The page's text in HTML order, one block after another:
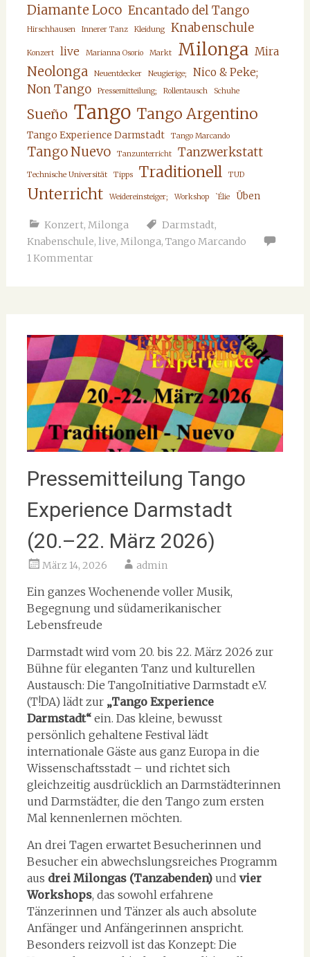
Diamante Loco Encantado del Tango
Hirschhausen Innerer Tanz Kleidung Knabenschule
Konzert live Marianna Osorio Markt Milonga Mira
Neolonga Neuentdecker Neugierige; Nico & Peke;
Non Tango Pressemitteilung; Rollentausch Schuhe
Sueño Tango Tango Argentino
Tango Experience Darmstadt Tango Marcando
Tango Nuevo Tanzunterricht Tanzwerkstatt
Technische Universität Tipps Traditionell TUD
Unterricht Weidereinsteiger; Workshop `Élie Üben
Konzert, Milonga Darmstadt,
Knabenschule, live, Milonga, Tango Marcando
1 Kommentar
Pressemitteilung Tango
Experience Darmstadt
(20.–22. März 2026)
März 14, 2026 admin
Ein ganzes Wochenende voller Musik,
Begegnung und südamerikanischer
Lebensfreude
Darmstadt wird vom 20. bis 22. März 2026 zur
Bühne für eleganten Tanz und kulturellen
Austausch: Die TangoInitiative Darmstadt e.V.
(T!DA) lädt zur „Tango Experience
Darmstadt“ein. Das kleine, bewusst
persönlich gehaltene Festival lädt
internationale Gäste aus ganz Europa in die
Wissenschaftsstadt – und richtet sich
gleichzeitig ausdrücklich an Darmstädterinnen
und Darmstädter, die den Tango zum ersten
Mal kennenlernen möchten.
An drei Tagen erwartet Besucherinnen und
Besucher ein abwechslungsreiches Programm
aus drei Milongas (Tanzabenden)und vier
Workshops, das sowohl erfahrene
Tänzerinnen und Tänzer als auch absolute
Anfänger und Anfängerinnen anspricht.
Besonders reizvoll ist das Konzept: Die